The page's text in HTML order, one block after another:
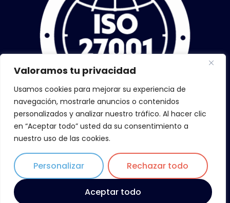
Valoramos tu privacidad
Usamos cookies para mejorar su experiencia de
navegación, mostrarle anuncios o contenidos
personalizados y analizar nuestro tráfico. Al hacer clic
en “Aceptar todo” usted da su consentimiento a
nuestro uso de las cookies.
Personalizar Rechazar todo
Aceptar todo
Copyright © 2026 ZiLoWi, todos los derechos reservados